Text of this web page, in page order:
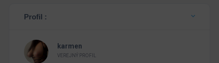
Profil :
karmen
VEREJNÝ PROFIL